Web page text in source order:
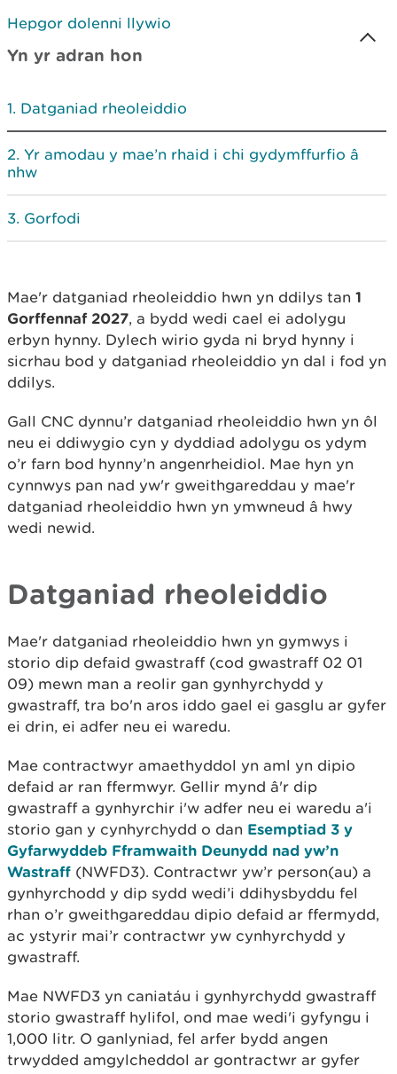
Hepgor dolenni llywio
Yn yr adran hon
Datganiad rheoleiddio
Yr amodau y mae’n rhaid i chi gydymffurfio â
nhw
Gorfodi
Mae'r datganiad rheoleiddio hwn yn ddilys tan 1
Gorffennaf 2027, a bydd wedi cael ei adolygu
erbyn hynny. Dylech wirio gyda ni bryd hynny i
sicrhau bod y datganiad rheoleiddio yn dal i fod yn
ddilys.
Gall CNC dynnu’r datganiad rheoleiddio hwn yn ôl
neu ei ddiwygio cyn y dyddiad adolygu os ydym
o’r farn bod hynny’n angenrheidiol. Mae hyn yn
cynnwys pan nad yw'r gweithgareddau y mae'r
datganiad rheoleiddio hwn yn ymwneud â hwy
wedi newid.
Datganiad rheoleiddio
Mae'r datganiad rheoleiddio hwn yn gymwys i
storio dip defaid gwastraff (cod gwastraff 02 01
09) mewn man a reolir gan gynhyrchydd y
gwastraff, tra bo'n aros iddo gael ei gasglu ar gyfer
ei drin, ei adfer neu ei waredu.
Mae contractwyr amaethyddol yn aml yn dipio
defaid ar ran ffermwyr. Gellir mynd â'r dip
gwastraff a gynhyrchir i'w adfer neu ei waredu a'i
storio gan y cynhyrchydd o dan Esemptiad 3 y
Gyfarwyddeb Fframwaith Deunydd nad yw’n
Wastraff (NWFD3). Contractwr yw’r person(au) a
gynhyrchodd y dip sydd wedi’i ddihysbyddu fel
rhan o’r gweithgareddau dipio defaid ar ffermydd,
ac ystyrir mai’r contractwr yw cynhyrchydd y
gwastraff.
Mae NWFD3 yn caniatáu i gynhyrchydd gwastraff
storio gwastraff hylifol, ond mae wedi'i gyfyngu i
1,000 litr. O ganlyniad, fel arfer bydd angen
trwydded amgylcheddol ar gontractwr ar gyfer